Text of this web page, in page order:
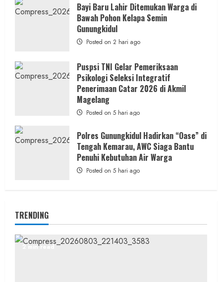
Bayi Baru Lahir Ditemukan Warga di
Bawah Pohon Kelapa Semin
Gunungkidul
Posted on 2 hari ago
Puspsi TNI Gelar Pemeriksaan
Psikologi Seleksi Integratif
Penerimaan Catar 2026 di Akmil
Magelang
Posted on 5 hari ago
Polres Gunungkidul Hadirkan “Oase” di
Tengah Kemarau, AWC Siaga Bantu
Penuhi Kebutuhan Air Warga
Posted on 5 hari ago
TRENDING
2 min read